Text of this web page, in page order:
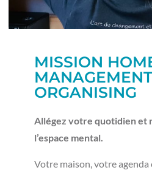
MISSION
ORGANISING
Allégez votre quotidien et
l’espace mental.
Votre maison, votre